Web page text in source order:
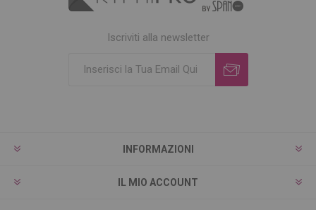
Iscriviti alla newsletter
INFORMAZIONI
IL MIO ACCOUNT